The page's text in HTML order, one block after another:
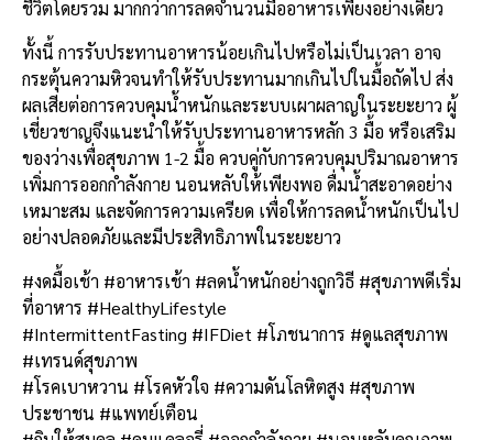
ชีวิตโดยรวม มากกว่าการลดจำนวนมื้ออาหารเพียงอย่างเดียว
ทั้งนี้ การรับประทานอาหารน้อยเกินไปหรือไม่เป็นเวลา อาจ
กระตุ้นความหิวจนทำให้รับประทานมากเกินไปในมื้อถัดไป ส่ง
ผลเสียต่อการควบคุมน้ำหนักและระบบเผาผลาญในระยะยาว ผู้
เชี่ยวชาญจึงแนะนำให้รับประทานอาหารหลัก 3 มื้อ หรือเสริม
ของว่างเพื่อสุขภาพ 1-2 มื้อ ควบคู่กับการควบคุมปริมาณอาหาร
เพิ่มการออกกำลังกาย นอนหลับให้เพียงพอ ดื่มน้ำสะอาดอย่าง
เหมาะสม และจัดการความเครียด เพื่อให้การลดน้ำหนักเป็นไป
อย่างปลอดภัยและมีประสิทธิภาพในระยะยาว
#งดมื้อเช้า #อาหารเช้า #ลดน้ำหนักอย่างถูกวิธี #สุขภาพดีเริ่ม
ที่อาหาร #HealthyLifestyle
#IntermittentFasting #IFDiet #โภชนาการ #ดูแลสุขภาพ
#เทรนด์สุขภาพ
#โรคเบาหวาน #โรคหัวใจ #ความดันโลหิตสูง #สุขภาพ
ประชาชน #แพทย์เตือน